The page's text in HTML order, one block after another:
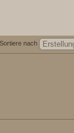
Sortiere nach